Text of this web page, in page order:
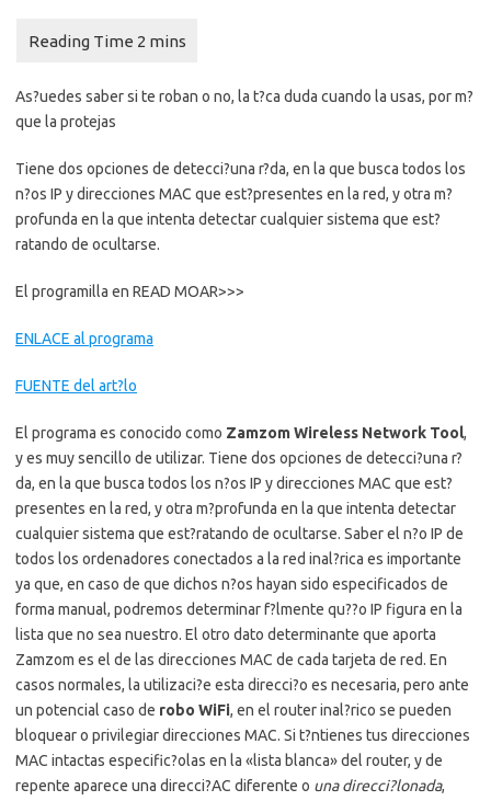
As?uedes saber si te roban o no, la t?ca duda cuando la usas, por m?
que la protejas
Tiene dos opciones de detecci?una r?da, en la que busca todos los
n?os IP y direcciones MAC que est?presentes en la red, y otra m?
profunda en la que intenta detectar cualquier sistema que est?
ratando de ocultarse.
El programilla en READ MOAR>>>
ENLACE al programa
FUENTE del art?lo
El programa es conocido como Zamzom Wireless Network Tool,
y es muy sencillo de utilizar. Tiene dos opciones de detecci?una r?
da, en la que busca todos los n?os IP y direcciones MAC que est?
presentes en la red, y otra m?profunda en la que intenta detectar
cualquier sistema que est?ratando de ocultarse. Saber el n?o IP de
todos los ordenadores conectados a la red inal?rica es importante
ya que, en caso de que dichos n?os hayan sido especificados de
forma manual, podremos determinar f?lmente qu??o IP figura en la
lista que no sea nuestro. El otro dato determinante que aporta
Zamzom es el de las direcciones MAC de cada tarjeta de red. En
casos normales, la utilizaci?e esta direcci?o es necesaria, pero ante
un potencial caso de robo WiFi, en el router inal?rico se pueden
bloquear o privilegiar direcciones MAC. Si t?ntienes tus direcciones
MAC intactas especific?olas en la «lista blanca» del router, y de
repente aparece una direcci?AC diferente o una direcci?lonada,